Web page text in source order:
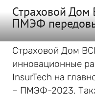
Страховой Дом
ПМЭФ
Страховой Дом
инновационные
InsurTech на
– ПМЭФ-2023.